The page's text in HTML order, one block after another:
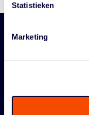
Statistieken
Marketing